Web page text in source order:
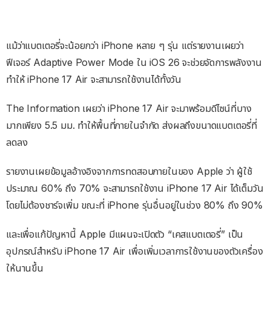
แม้ว่าแบตเตอรี่จะน้อยกว่า iPhone หลาย ๆ รุ่น แต่รายงานเผยว่า
ฟีเจอร์ Adaptive Power Mode ใน iOS 26 จะช่วยจัดการพลังงาน
ทำให้ iPhone 17 Air จะสามารถใช้งานได้ทั้งวัน
The Information เผยว่า iPhone 17 Air จะมาพร้อมดีไซน์ที่บาง
มากเพียง 5.5 มม. ทำให้พื้นที่ภายในจำกัด ส่งผลถึงขนาดแบตเตอรี่ที่
ลดลง
รายงานเผยข้อมูลอ้างอิงจากการทดสอบภายในของ Apple ว่า ผู้ใช้
ประมาณ 60% ถึง 70% จะสามารถใช้งาน iPhone 17 Air ได้เต็มวัน
โดยไม่ต้องชาร์จเพิ่ม ขณะที่ iPhone รุ่นอื่นอยู่ในช่วง 80% ถึง 90%
และเพื่อแก้ปัญหานี้ Apple มีแผนจะเปิดตัว “เคสแบตเตอรี่” เป็น
อุปกรณ์สำหรับ iPhone 17 Air เพื่อเพิ่มเวลาการใช้งานของตัวเครื่อง
ให้นานขึ้น